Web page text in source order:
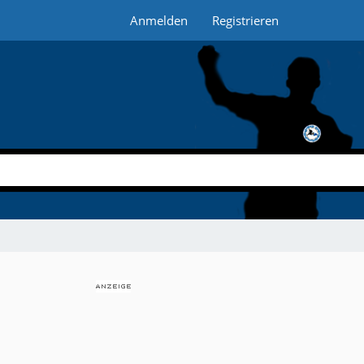
Anmelden Registrieren